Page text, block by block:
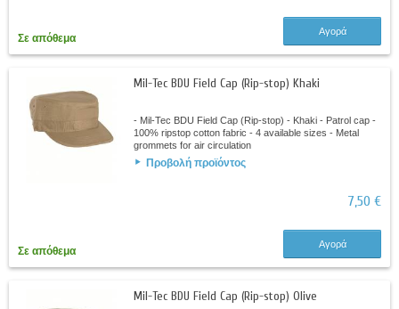
Σε απόθεμα
Αγορά
Mil-Tec BDU Field Cap (Rip-stop) Khaki
- Mil-Tec BDU Field Cap (Rip-stop) - Khaki - Patrol cap -
100% ripstop cotton fabric - 4 available sizes - Metal
grommets for air circulation
Προβολή προϊόντος
7,50 €
Σε απόθεμα
Αγορά
Mil-Tec BDU Field Cap (Rip-stop) Olive